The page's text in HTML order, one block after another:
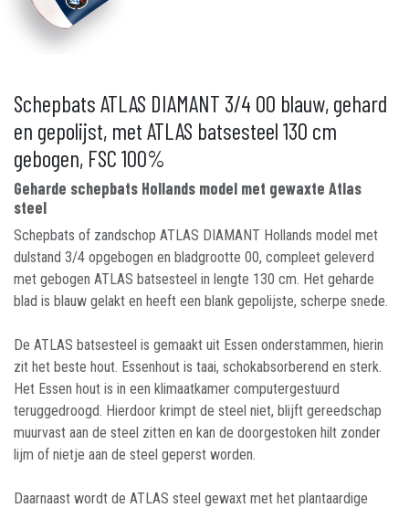
Schepbats ATLAS DIAMANT 3/4 00 blauw, gehard
en gepolijst, met ATLAS batsesteel 130 cm
gebogen, FSC 100%
Geharde schepbats Hollands model met gewaxte Atlas
steel
Schepbats of zandschop ATLAS DIAMANT Hollands model met
dulstand 3/4 opgebogen en bladgrootte 00, compleet geleverd
met gebogen ATLAS batsesteel in lengte 130 cm. Het geharde
blad is blauw gelakt en heeft een blank gepolijste, scherpe snede.
De ATLAS batsesteel is gemaakt uit Essen onderstammen, hierin
zit het beste hout. Essenhout is taai, schokabsorberend en sterk.
Het Essen hout is in een klimaatkamer computergestuurd
teruggedroogd. Hierdoor krimpt de steel niet, blijft gereedschap
muurvast aan de steel zitten en kan de doorgestoken hilt zonder
lijm of nietje aan de steel geperst worden.
Daarnaast wordt de ATLAS steel gewaxt met het plantaardige